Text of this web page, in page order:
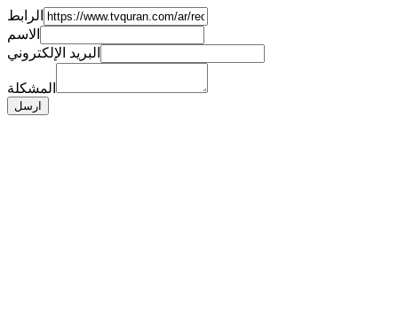
الرابط
الاسم
البريد الإلكتروني
المشكلة
ارسل